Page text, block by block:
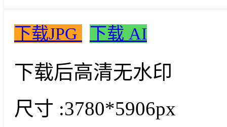
下载JPG 下载 AI
下载后高清无水印
尺寸 :3780*5906px